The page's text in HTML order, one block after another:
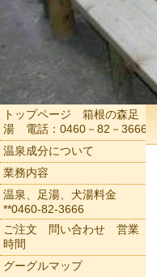
トップページ 箱根の森足
湯 電話：0460－82－3666
温泉成分について
業務内容
温泉、足湯、犬湯料金
**0460-82-3666
ご注文 問い合わせ 営業
時間
グーグルマップ